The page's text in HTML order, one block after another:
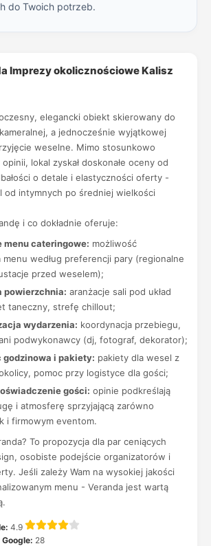
do Twoich potrzeb.
Imprezy okolicznościowe Kalisz
elegancki obiekt skierowany do
a jednocześnie wyjątkowej
weselne. Mimo stosunkowo
lokal zyskał doskonałe oceny od
o detale i elastyczności oferty -
od intymnych po średniej wielkości
i co dokładnie oferuje:
menu cateringowe: możliwość
menu według preferencji pary (regionalne
przed weselem);
powierzchnia: aranżacje sali pod układ
taneczny, strefę chillout;
wydarzenia: koordynacja przebiegu,
podwykonawcy (dj, fotograf, dekorator);
godzinowa i pakiety: pakiety dla wesel z
pomoc przy logistyce dla gości;
gości: opinie podkreślają
i atmosferę sprzyjającą zarówno
i firmowym eventom.
To propozycja dla par ceniących
osobiste podejście organizatorów i
Jeśli zależy Wam na wysokiej jakości
menu - Veranda jest wartą
4.9
28